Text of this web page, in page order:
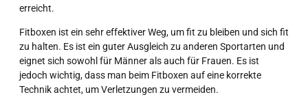
erreicht.
Fitboxen ist ein sehr effektiver Weg, um fit zu bleiben und sich fit
zu halten. Es ist ein guter Ausgleich zu anderen Sportarten und
eignet sich sowohl für Männer als auch für Frauen. Es ist
jedoch wichtig, dass man beim Fitboxen auf eine korrekte
Technik achtet, um Verletzungen zu vermeiden.